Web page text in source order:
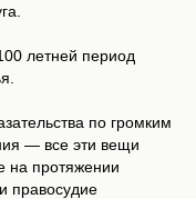
летней период
по громким
— все эти вещи
на протяжении
правосудие